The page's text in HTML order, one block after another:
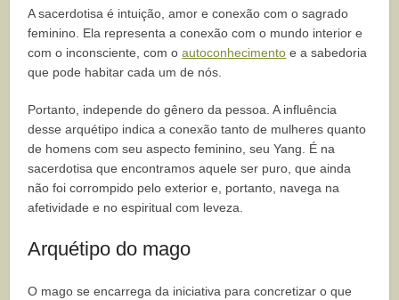
A sacerdotisa é intuição, amor e conexão com o sagrado
feminino. Ela representa a conexão com o mundo interior e
com o inconsciente, com oautoconhecimento e a sabedoria
que pode habitar cada um de nós.
Portanto, independe do gênero da pessoa. A influência
desse arquétipo indica a conexão tanto de mulheres quanto
de homens com seu aspecto feminino, seu Yang. É na
sacerdotisa que encontramos aquele ser puro, que ainda
não foi corrompido pelo exterior e, portanto, navega na
afetividade e no espiritual com leveza.
Arquétipo do mago
O mago se encarrega da iniciativa para concretizar o que